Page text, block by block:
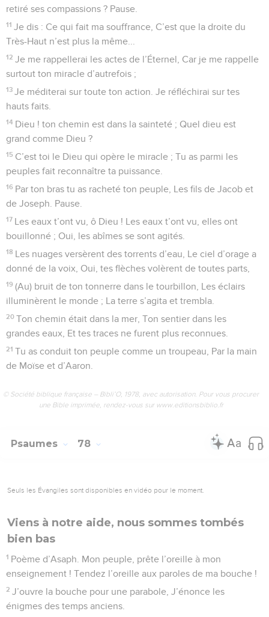
retiré ses compassions ? Pause.
11 Je dis : Ce qui fait ma souffrance, C’est que la droite du
Très-Haut n’est plus la même...
12 Je me rappellerai les actes de l’Éternel, Car je me rappelle
surtout ton miracle d’autrefois ;
13 Je méditerai sur toute ton action. Je réfléchirai sur tes
hauts faits.
14 Dieu ! ton chemin est dans la sainteté ; Quel dieu est
grand comme Dieu ?
15 C’est toi le Dieu qui opère le miracle ; Tu as parmi les
peuples fait reconnaître ta puissance.
16 Par ton bras tu as racheté ton peuple, Les fils de Jacob et
de Joseph. Pause.
17 Les eaux t’ont vu, ô Dieu ! Les eaux t’ont vu, elles ont
bouillonné ; Oui, les abîmes se sont agités.
18 Les nuages versèrent des torrents d’eau, Le ciel d’orage a
donné de la voix, Oui, tes flèches volèrent de toutes parts,
19 (Au) bruit de ton tonnerre dans le tourbillon, Les éclairs
illuminèrent le monde ; La terre s’agita et trembla.
20 Ton chemin était dans la mer, Ton sentier dans les
grandes eaux, Et tes traces ne furent plus reconnues.
21 Tu as conduit ton peuple comme un troupeau, Par la main
de Moïse et d’Aaron.
© Société biblique française – Bibli’O, 1978, avec autorisation. Pour vous procurer
une Bible imprimée, rendez-vous sur www.editionsbiblio.fr
Psaumes 78
Seuls les Évangiles sont disponibles en vidéo pour le moment.
Viens à notre aide, nous sommes tombés
bien bas
1 Poème d’Asaph. Mon peuple, prête l’oreille à mon
enseignement ! Tendez l’oreille aux paroles de ma bouche !
2 J’ouvre la bouche pour une parabole, J’énonce les
énigmes des temps anciens.